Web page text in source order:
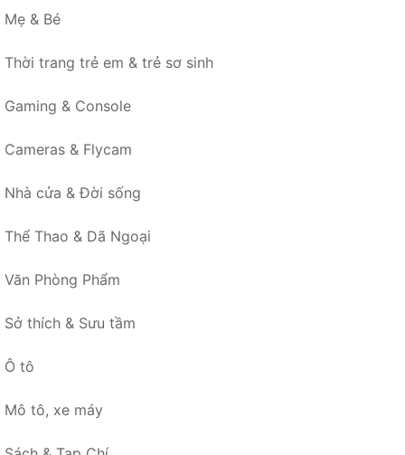
Mẹ & Bé
Thời trang trẻ em & trẻ sơ sinh
Gaming & Console
Cameras & Flycam
Nhà cửa & Đời sống
Thể Thao & Dã Ngoại
Văn Phòng Phẩm
Sở thích & Sưu tầm
Ô tô
Mô tô, xe máy